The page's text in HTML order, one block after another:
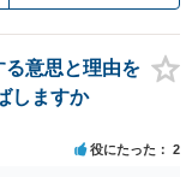
意思と理由を
しますか
役にたった 2